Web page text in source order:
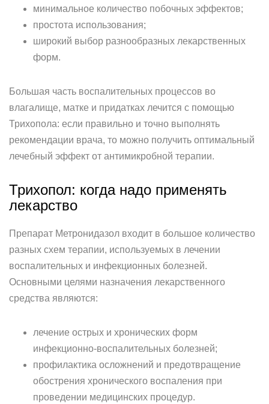
минимальное количество побочных эффектов;
простота использования;
широкий выбор разнообразных лекарственных
форм.
Большая часть воспалительных процессов во
влагалище, матке и придатках лечится с помощью
Трихопола: если правильно и точно выполнять
рекомендации врача, то можно получить оптимальный
лечебный эффект от антимикробной терапии.
Трихопол: когда надо применять
лекарство
Препарат Метронидазол входит в большое количество
разных схем терапии, используемых в лечении
воспалительных и инфекционных болезней.
Основными целями назначения лекарственного
средства являются:
лечение острых и хронических форм
инфекционно-воспалительных болезней;
профилактика осложнений и предотвращение
обострения хронического воспаления при
проведении медицинских процедур.